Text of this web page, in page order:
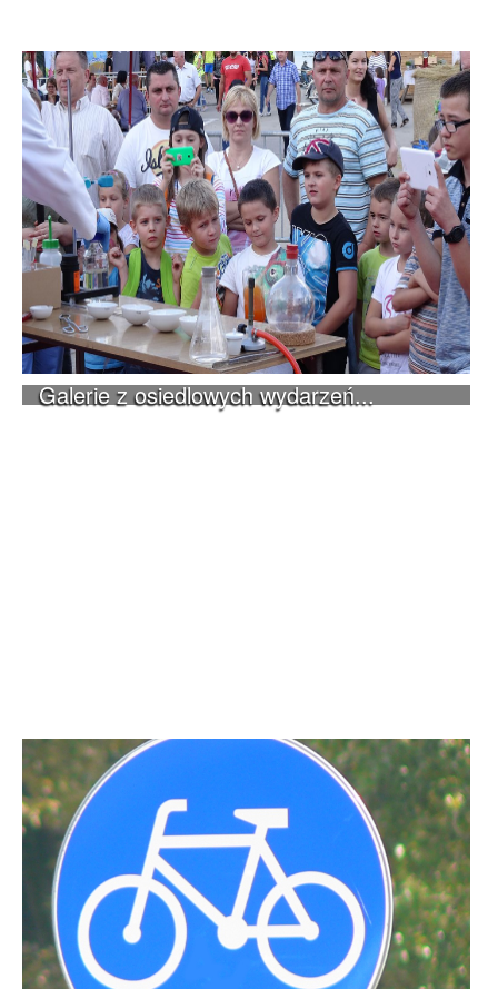
Galerie z osiedlowych wydarzeń...